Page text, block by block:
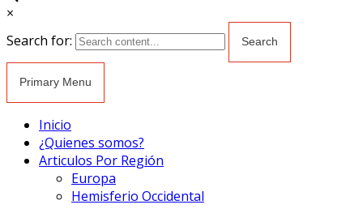
×
Search for:
Primary Menu
Inicio
¿Quienes somos?
Articulos Por Región
Europa
Hemisferio Occidental